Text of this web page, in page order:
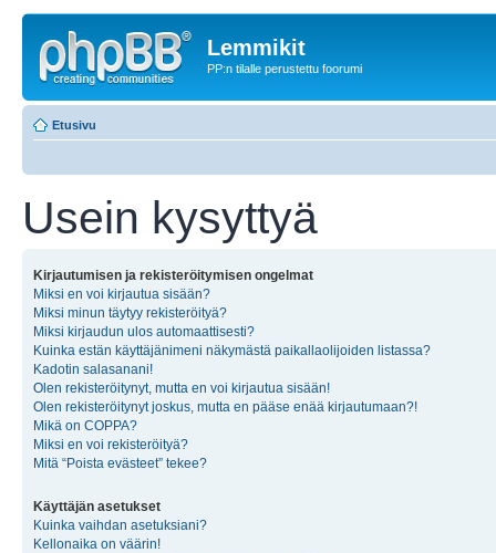
Lemmikit
PP:n tilalle perustettu foorumi
Etusivu
Usein kysyttyä
Kirjautumisen ja rekisteröitymisen ongelmat
Miksi en voi kirjautua sisään?
Miksi minun täytyy rekisteröityä?
Miksi kirjaudun ulos automaattisesti?
Kuinka estän käyttäjänimeni näkymästä paikallaolijoiden listassa?
Kadotin salasanani!
Olen rekisteröitynyt, mutta en voi kirjautua sisään!
Olen rekisteröitynyt joskus, mutta en pääse enää kirjautumaan?!
Mikä on COPPA?
Miksi en voi rekisteröityä?
Mitä “Poista evästeet” tekee?
Käyttäjän asetukset
Kuinka vaihdan asetuksiani?
Kellonaika on väärin!